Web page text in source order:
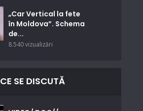
„Car Vertical la fete
în Moldova”. Schema
de...
8.540 vizualizări
CE SE DISCUTĂ